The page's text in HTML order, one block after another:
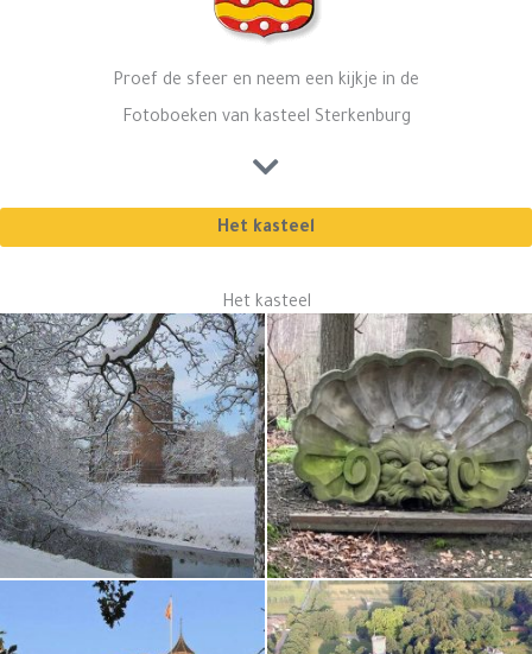
Proef de sfeer en neem een kijkje in de
Fotoboeken van kasteel Sterkenburg
Het kasteel
Het kasteel